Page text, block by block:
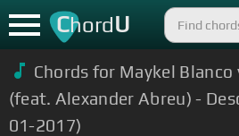
ChordU
Chords for Maykel Blanco
(feat. Alexander Abreu) -
01-2017)